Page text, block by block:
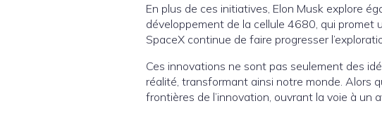
En plus de ces initiatives, Elon Musk explore
développement de la cellule 4680, qui promet
SpaceX continue de faire progresser
Ces innovations ne sont pas seulement des
réalité, transformant ainsi notre monde. Alors
frontières de l’innovation, ouvrant la voie à un